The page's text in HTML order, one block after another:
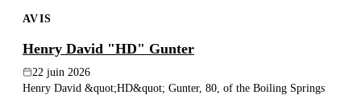
AVIS
Henry David "HD" Gunter
22 juin 2026
Henry David &quot;HD&quot; Gunter, 80, of the Boiling Springs